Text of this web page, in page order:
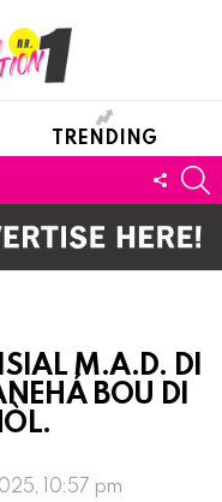
TRENDING
M.A.D. DI
BOU DI
10:57 pm